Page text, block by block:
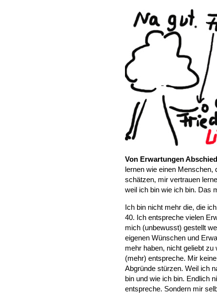
Von Erwartungen
lernen wie einen
schätzen, mir vertrauen
weil ich bin wie ich bin. Das
Ich bin nicht mehr die, die
40. Ich entspreche vielen
mich (unbewusst) gestellt
eigenen Wünschen und
mehr haben, nicht geliebt
(mehr) entspreche. Mir
Abgründe stürzen. Weil ich
bin und wie ich bin. Endlich
entspreche. Sondern mir